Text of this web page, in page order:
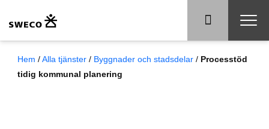
Hem /Alla tjänster / Byggnader och stadsdelar / Processtöd
tidig kommunal planering